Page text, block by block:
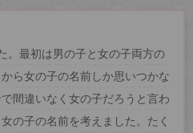
。最初は男の子と女の子両方の
ら女の子の名前しか思いつかな
間違いなく女の子だろうと言わ
の子の名前を考えました。たく